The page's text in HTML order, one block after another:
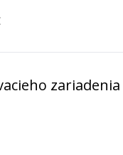
zariadenia